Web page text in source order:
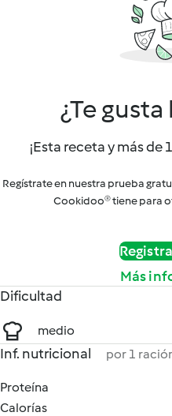
¿Te
¡Esta receta y más de
Regístrate en nuestra prueba
Cookidoo® tiene para
Más
Dificultad
medio
Inf. nutricional por 1
Proteína
Calorías